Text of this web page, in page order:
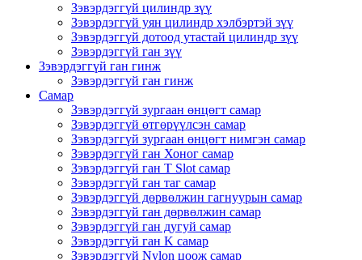
Зэвэрдэггүй цилиндр зүү
Зэвэрдэггүй уян цилиндр хэлбэртэй зүү
Зэвэрдэггүй дотоод утастай цилиндр зүү
Зэвэрдэггүй ган зүү
Зэвэрдэггүй ган гинж
Зэвэрдэггүй ган гинж
Самар
Зэвэрдэггүй зургаан өнцөгт самар
Зэвэрдэггүй өтгөрүүлсэн самар
Зэвэрдэггүй зургаан өнцөгт нимгэн самар
Зэвэрдэггүй ган Хоног самар
Зэвэрдэггүй ган T Slot самар
Зэвэрдэггүй ган таг самар
Зэвэрдэггүй дөрвөлжин гагнуурын самар
Зэвэрдэггүй ган дөрвөлжин самар
Зэвэрдэггүй ган дугуй самар
Зэвэрдэггүй ган K самар
Зэвэрдэггүй Nylon цоож самар